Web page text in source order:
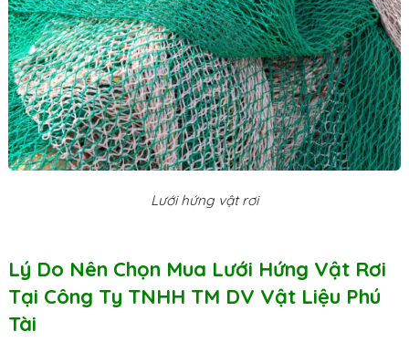
Lưới hứng vật rơi
Lý Do Nên Chọn Mua Lưới Hứng Vật Rơi
Tại Công Ty TNHH TM DV Vật Liệu Phú
Tài